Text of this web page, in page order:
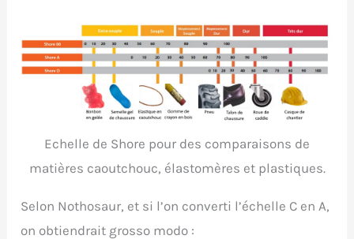
Echelle de Shore pour des comparaisons de
matières caoutchouc, élastomères et plastiques.
Selon Nothosaur, et si l’on converti l’échelle C en A,
on obtiendrait grosso modo :